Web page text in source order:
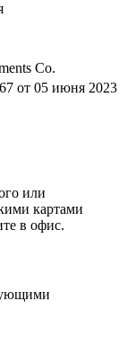
Co.
от 05 июня 2023
или
картами
в офис.